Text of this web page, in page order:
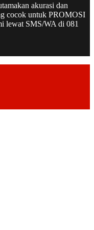
akurasi dan
cocok untuk PROMOSI
lewat SMS/WA di 081